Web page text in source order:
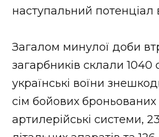
наступальний потенціал
Загалом минулої доби
загарбників склали 1040
українські воїни
сім бойових
артилерійські системи,